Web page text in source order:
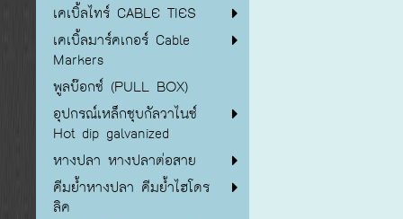
เคเบิ้ลไทร์ CABLE TIES
เคเบิ้ลมาร์คเกอร์ Cable
Markers
พูลบ๊อกซ์ (PULL BOX)
อุปกรณ์เหล็กชุบกัลวาไนซ์
Hot dip galvanized
หางปลา หางปลาต่อสาย
คีมย้ำหางปลา คีมย้ำไฮโดร
ลิค